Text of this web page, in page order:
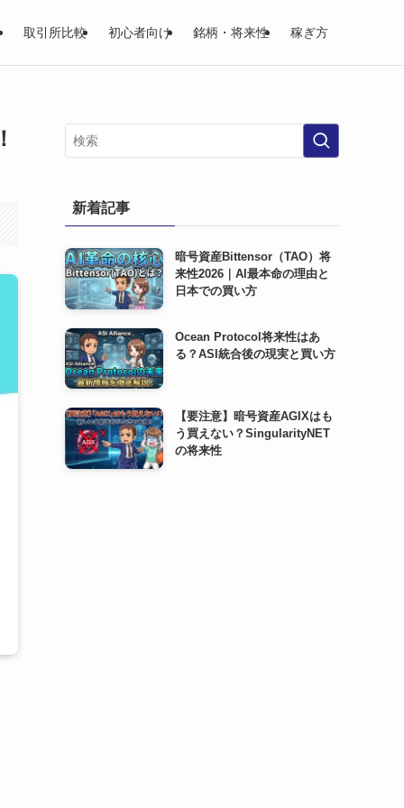
取引所比較 初心者向け 銘柄・将来性 稼ぎ方
新着記事
暗号資産Bittensor（TAO）将
来性2026｜AI最本命の理由と
日本での買い方
Ocean Protocol将来性はあ
る？ASI統合後の現実と買い方
【要注意】暗号資産AGIXはも
う買えない？SingularityNET
の将来性